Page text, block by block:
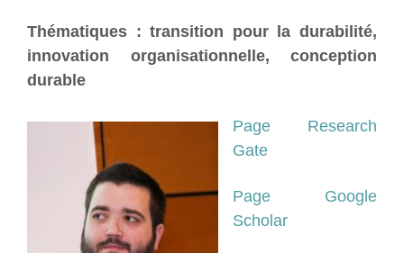
Thématiques : transition pour la durabilité,
innovation organisationnelle, conception
durable
Page Research
Gate
Page Google
Scholar